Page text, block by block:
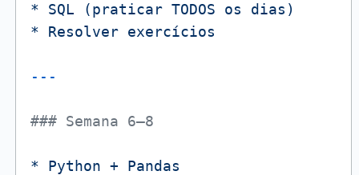
* SQL (praticar TODOS os
dias)
*
Resolver exercícios
### Semana 6–8
* Python +
Pandas